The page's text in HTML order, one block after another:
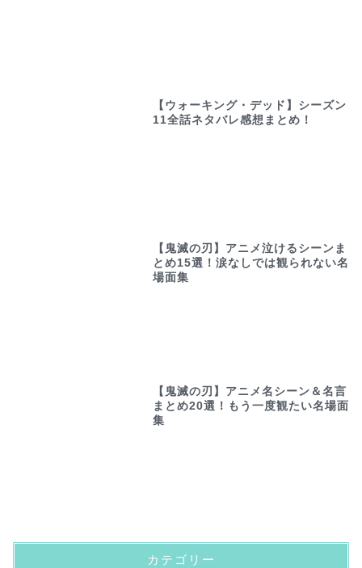
【ウォーキング・デッド】シーズン
11全話ネタバレ感想まとめ！
【鬼滅の刃】アニメ泣けるシーンま
とめ15選！涙なしでは観られない名
場面集
【鬼滅の刃】アニメ名シーン＆名言
まとめ20選！もう一度観たい名場面
集
カテゴリー